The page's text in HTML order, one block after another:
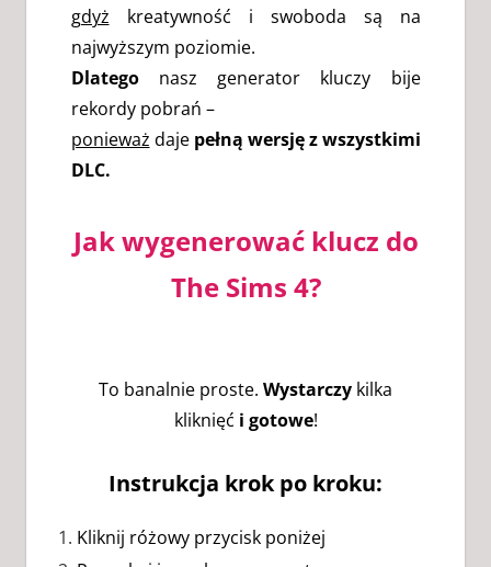
gdyż kreatywność i swoboda są na
najwyższym poziomie.
Dlategonasz generator kluczy bije
rekordy pobrań –
ponieważ daje pełną wersję z wszystkimi
DLC.
Jak wygenerować klucz do
The Sims 4?
To banalnie proste. Wystarczy kilka
kliknięć i gotowe!
Instrukcja krok po kroku:
Kliknij różowy przycisk poniżej